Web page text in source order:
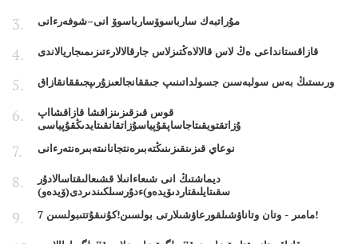
مۇراتبەك سارباسوۆسارباسوۆ انى–شوفەرءانى
قازاقستانداعى ەڭ لاس قالالاەڭتىزلاس جارقالالارءتىزىمىجاريالاندى
ورىستىڭ بەس سولبەسىن جسولداتىنىپ جىققانجالعىزۇرىپجىققانقازاق
قوس قىزقىزىنزاقشا قازاقشااپ
ۇزاتقتويقىتاجاساپقۇپياسۇزاتقانقىتايدىڭقۇپياسى
نوعاي قىزىنقىزىنىڭتەبىرەنتجانانىتەبىرەنتەرءانى
ديماشتىڭ انى شىعاءانىلا قشىعالىقتاسالادۇر
سقىتايلىقتاردىۆيدەو)ءدۇرسىلكىندىردى(ۆيدەو)
7 مامىر - وتان وتاناۋشىلقورعاۋشىلارتى بولسىن!كۇنىقۇتتىبولسىن!